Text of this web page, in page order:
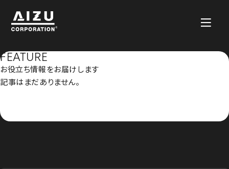
FEATURE
お役立ち情報をお届けします
記事はまだありません。